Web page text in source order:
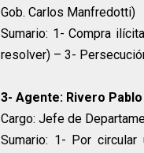
Gob. Carlos Manfredotti)
Sumario: 1- Compra
resolver) – 3-
3- Agente: Rivero Pablo
Cargo: Jefe de
Sumario: 1- Por